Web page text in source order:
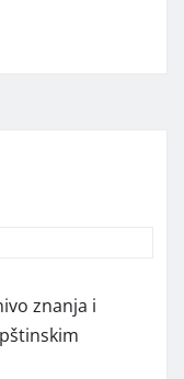
znanja i